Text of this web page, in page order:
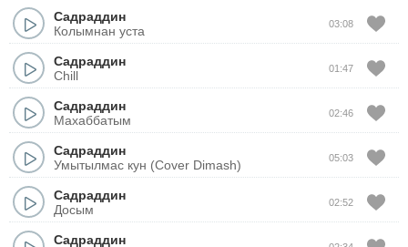
Садраддин
Колымнан уста
03:08
Садраддин
Chill
01:47
Садраддин
Махаббатым
02:46
Садраддин
Умытылмас кун (Cover Dimash)
05:03
Садраддин
Досым
02:52
Садраддин